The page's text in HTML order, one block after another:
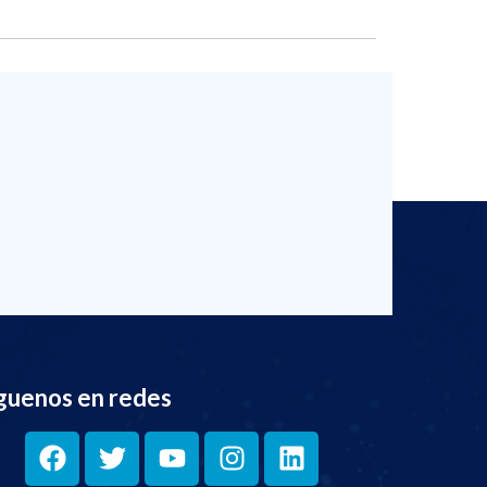
en redes